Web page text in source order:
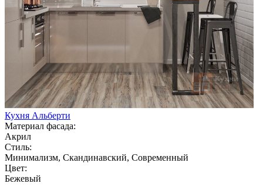
Кухня Альберти
Материал фасада:
Акрил
Стиль:
Минимализм, Скандинавский, Современный
Цвет:
Бежевый